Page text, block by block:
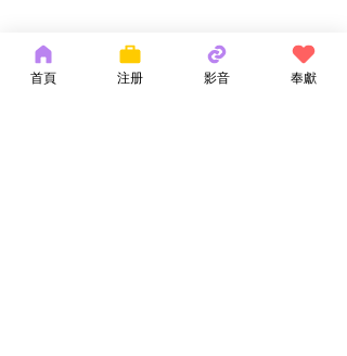
首頁 注册 影音 奉獻